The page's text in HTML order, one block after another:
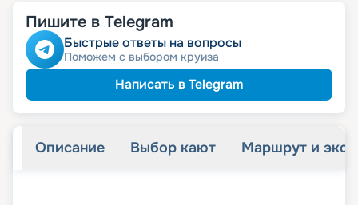
Пишите в Telegram
Быстрые ответы на вопросы
Поможем с выбором круиза
Написать в Telegram
Описание Выбор кают Маршрут и